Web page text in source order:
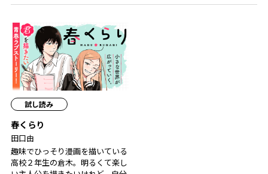
試し読み
春くらり
田口由
趣味でひっそり漫画を描いている
高校２年生の倉木。明るくて楽し